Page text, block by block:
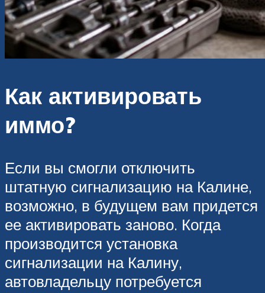
Как активировать
иммо?
Если вы смогли отключить
штатную сигнализацию на Калине,
возможно, в будущем вам придется
ее активировать заново. Когда
производится установка
сигнализации на Калину,
автовладельцу потребуется